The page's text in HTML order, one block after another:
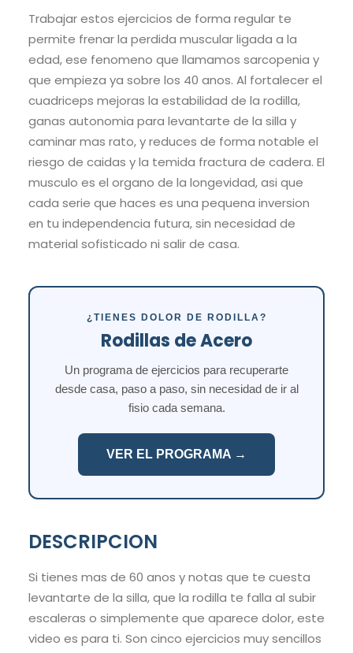
Trabajar estos ejercicios de forma regular te
permite frenar la perdida muscular ligada a la
edad, ese fenomeno que llamamos sarcopenia y
que empieza ya sobre los 40 anos. Al fortalecer el
cuadriceps mejoras la estabilidad de la rodilla,
ganas autonomia para levantarte de la silla y
caminar mas rato, y reduces de forma notable el
riesgo de caidas y la temida fractura de cadera. El
musculo es el organo de la longevidad, asi que
cada serie que haces es una pequena inversion
en tu independencia futura, sin necesidad de
material sofisticado ni salir de casa.
¿TIENES DOLOR DE RODILLA?
Rodillas de Acero
Un programa de ejercicios para recuperarte
desde casa, paso a paso, sin necesidad de ir al
fisio cada semana.
VER EL PROGRAMA →
DESCRIPCION
Si tienes mas de 60 anos y notas que te cuesta
levantarte de la silla, que la rodilla te falla al subir
escaleras o simplemente que aparece dolor, este
video es para ti. Son cinco ejercicios muy sencillos